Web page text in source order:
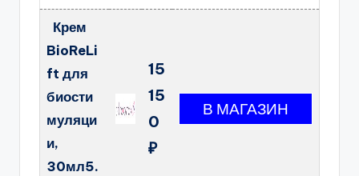
Крем
BioReLi
ft для
биости
муляци
и,
30мл5.
15
15
0
₽